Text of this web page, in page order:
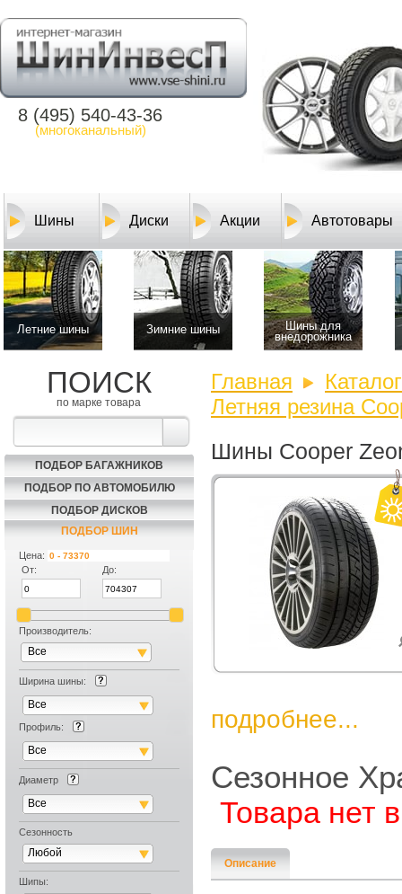
8 (495) 540-43-36
(многоканальный)
Шины Диски Акции Автотовары
Летние шины Зимние шины
Шины для
внедорожника
ПОИСК
по марке товара
ПОДБОР БАГАЖНИКОВ
ПОДБОР ПО АВТОМОБИЛЮ
ПОДБОР ДИСКОВ
ПОДБОР ШИН
Цена:
От:
До:
Производитель:
Все
Ширина шины:
Все
Профиль:
Все
Диаметр
Все
Сезонность
Любой
Шипы:
Главная
Летняя резина
Шины Cooper
подробнее...
Сезонное
Товара нет
Описание